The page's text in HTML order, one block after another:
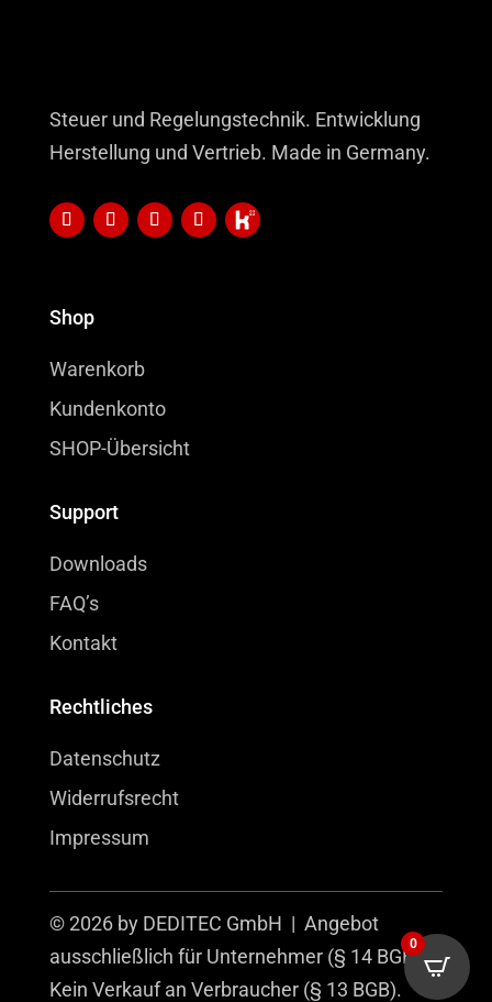
Steuer und Regelungstechnik. Entwicklung
Herstellung und Vertrieb. Made in Germany.
Shop
Warenkorb
Kundenkonto
SHOP-Übersicht
Support
Downloads
FAQ’s
Kontakt
Rechtliches
Datenschutz
Widerrufsrecht
Impressum
© 2026 by DEDITEC GmbH | Angebot
ausschließlich für Unternehmer (§ 14 BGB).
Kein Verkauf an Verbraucher (§ 13 BGB).
0